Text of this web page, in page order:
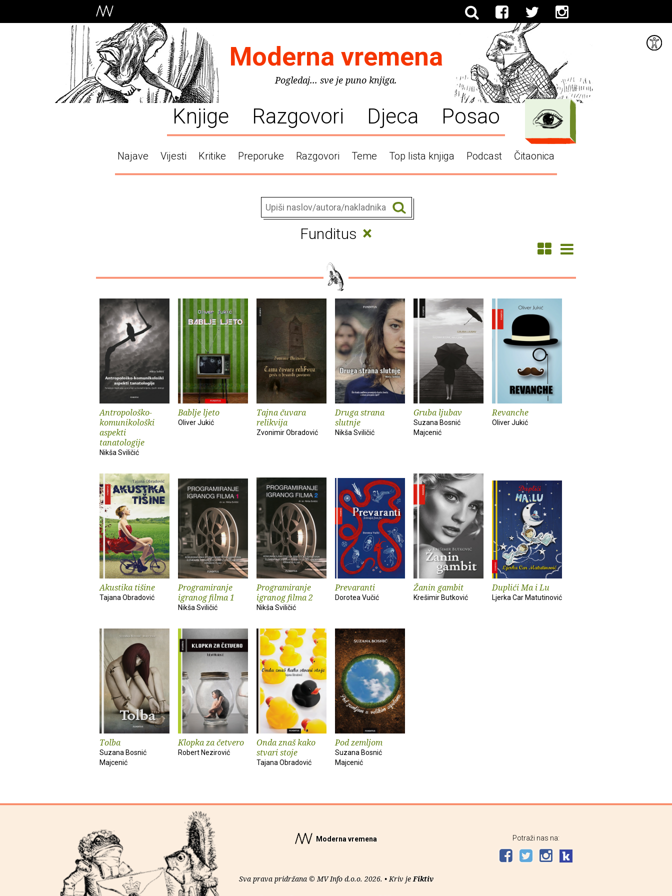
Moderna vremena
Pogledaj... sve je puno knjiga.
Knjige Razgovori Djeca Posao
Najave Vijesti Kritike Preporuke Razgovori Teme Top lista knjiga Podcast Čitaonica
Funditus ×
Antropološko-
komunikološki
aspekti
tanatologije
Nikša Sviličić
Bablje ljeto
Oliver Jukić
Tajna čuvara
relikvija
Zvonimir Obradović
Druga strana
slutnje
Nikša Sviličić
Gruba ljubav
Suzana Bosnić
Majcenić
Revanche
Oliver Jukić
Akustika tišine
Tajana Obradović
Programiranje
igranog filma 1
Nikša Sviličić
Programiranje
igranog filma 2
Nikša Sviličić
Prevaranti
Dorotea Vučić
Žanin gambit
Krešimir Butković
Duplići Ma i Lu
Ljerka Car Matutinović
Tolba
Suzana Bosnić
Majcenić
Klopka za četvero
Robert Nezirović
Onda znaš kako
stvari stoje
Tajana Obradović
Pod zemljom
Suzana Bosnić
Majcenić
Moderna vremena
Sva prava pridržana © MV Info d.o.o. 2026. • Kriv jeFiktiv
Potraži nas na: